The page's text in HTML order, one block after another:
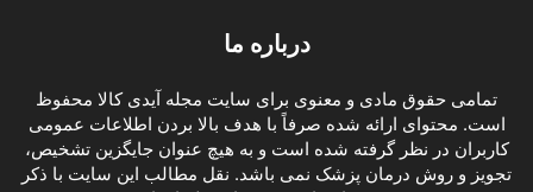
درباره ما
تمامی حقوق مادی و معنوی برای سایت مجله آیدی کالا محفوظ
است. محتوای ارائه شده صرفاً با هدف بالا بردن اطلاعات عمومی
کاربران در نظر گرفته شده است و به هیچ عنوان جایگزین تشخیص،
تجویز و روش درمان پزشک نمی باشد. نقل مطالب این سایت با ذکر